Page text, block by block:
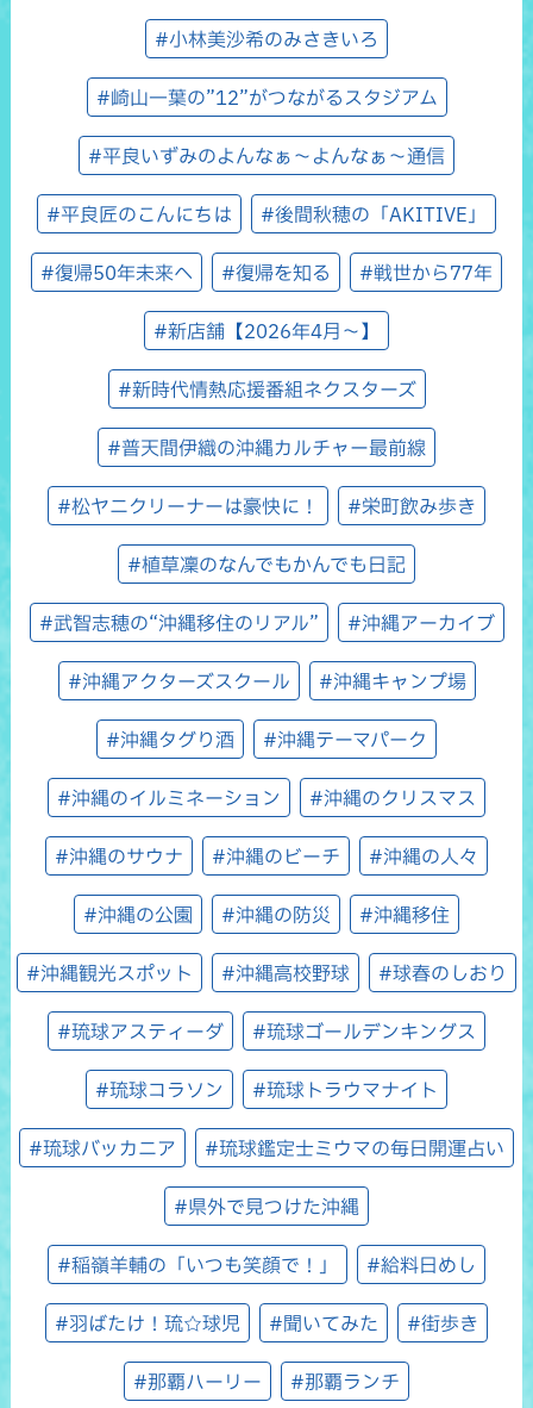
#小林美沙希のみさきいろ
#崎山一葉の”12”がつながるスタジアム
#平良いずみのよんなぁ～よんなぁ～通信
#平良匠のこんにちは #後間秋穂の「AKITIVE」
#復帰50年未来へ #復帰を知る #戦世から77年
#新店舗【2026年4月～】
#新時代情熱応援番組ネクスターズ
#普天間伊織の沖縄カルチャー最前線
#松ヤニクリーナーは豪快に！ #栄町飲み歩き
#植草凜のなんでもかんでも日記
#武智志穂の“沖縄移住のリアル” #沖縄アーカイブ
#沖縄アクターズスクール #沖縄キャンプ場
#沖縄タグり酒 #沖縄テーマパーク
#沖縄のイルミネーション #沖縄のクリスマス
#沖縄のサウナ #沖縄のビーチ #沖縄の人々
#沖縄の公園 #沖縄の防災 #沖縄移住
#沖縄観光スポット #沖縄高校野球 #球春のしおり
#琉球アスティーダ #琉球ゴールデンキングス
#琉球コラソン #琉球トラウマナイト
#琉球バッカニア #琉球鑑定士ミウマの毎日開運占い
#県外で見つけた沖縄
#稲嶺羊輔の「いつも笑顔で！」 #給料日めし
#羽ばたけ！琉☆球児 #聞いてみた #街歩き
#那覇ハーリー #那覇ランチ